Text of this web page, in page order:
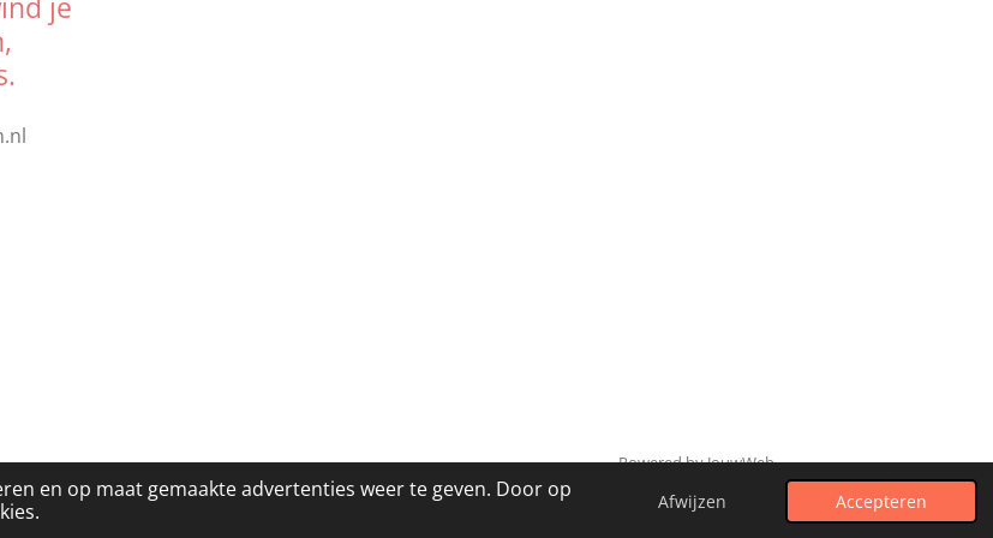
en op maat gemaakte advertenties weer te geven. Door op
Afwijzen Accepteren
je
Powered byJouwWeb